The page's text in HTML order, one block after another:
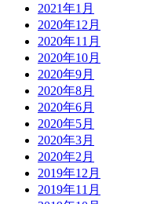
2021年1月
2020年12月
2020年11月
2020年10月
2020年9月
2020年8月
2020年6月
2020年5月
2020年3月
2020年2月
2019年12月
2019年11月